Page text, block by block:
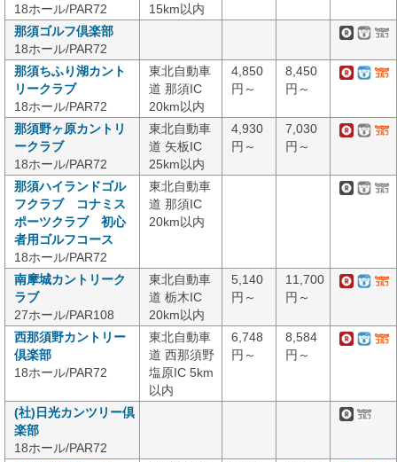
18ホール/PAR72
15km以内
那須ゴルフ倶楽部
18ホール/PAR72
那須ちふり湖カント
リークラブ
18ホール/PAR72
東北自動車
道 那須IC
20km以内
4,850
円～
8,450
円～
那須野ヶ原カントリ
ークラブ
18ホール/PAR72
東北自動車
道 矢板IC
25km以内
4,930
円～
7,030
円～
那須ハイランドゴル
フクラブ コナミス
ポーツクラブ 初心
者用ゴルフコース
18ホール/PAR72
東北自動車
道 那須IC
20km以内
南摩城カントリーク
ラブ
27ホール/PAR108
東北自動車
道 栃木IC
20km以内
5,140
円～
11,700
円～
西那須野カントリー
倶楽部
18ホール/PAR72
東北自動車
道 西那須野
塩原IC 5km
以内
6,748
円～
8,584
円～
(社)日光カンツリー倶
楽部
18ホール/PAR72